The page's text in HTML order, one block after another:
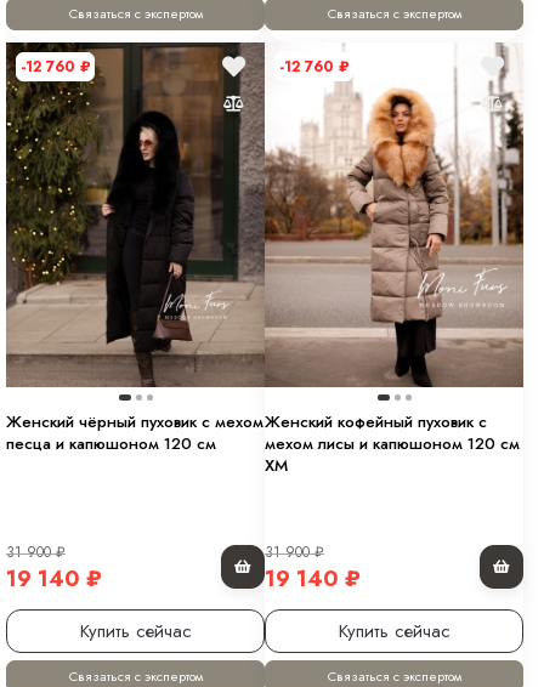
Связаться с экспертом Связаться с экспертом
-12 760 ₽
Женский чёрный пуховик с мехом
песца и капюшоном 120 см
31 900₽
19 140 ₽
Купить сейчас
Связаться с экспертом
-12 760 ₽
Женский кофейный пуховик с
мехом лисы и капюшоном 120 см
XM
31 900₽
19 140 ₽
Купить сейчас
Связаться с экспертом